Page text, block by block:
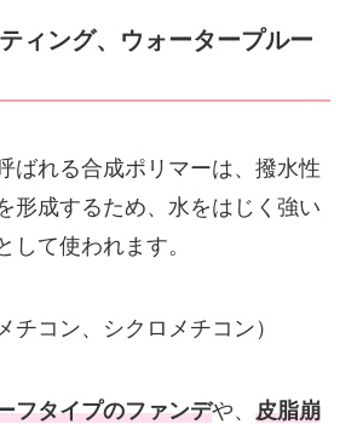
ィング、ウォータープルー
ばれる合成ポリマーは、撥水性
形成するため、水をはじく強い
して使われます。
チコン、シクロメチコン）
フタイプのファンデや、皮脂崩